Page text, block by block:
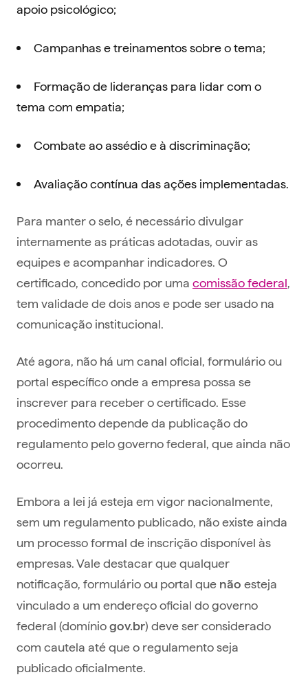
apoio psicológico;
Campanhas e treinamentos sobre o tema;
Formação de lideranças para lidar com o
tema com empatia;
Combate ao assédio e à discriminação;
Avaliação contínua das ações implementadas.
Para manter o selo, é necessário divulgar
internamente as práticas adotadas, ouvir as
equipes e acompanhar indicadores. O
certificado, concedido por uma comissão federal,
tem validade de dois anos e pode ser usado na
comunicação institucional.
Até agora, não há um canal oficial, formulário ou
portal específico onde a empresa possa se
inscrever para receber o certificado. Esse
procedimento depende da publicação do
regulamento pelo governo federal, que ainda não
ocorreu.
Embora a lei já esteja em vigor nacionalmente,
sem um regulamento publicado, não existe ainda
um processo formal de inscrição disponível às
empresas. Vale destacar que qualquer
notificação, formulário ou portal que não esteja
vinculado a um endereço oficial do governo
federal (domínio gov.br) deve ser considerado
com cautela até que o regulamento seja
publicado oficialmente.